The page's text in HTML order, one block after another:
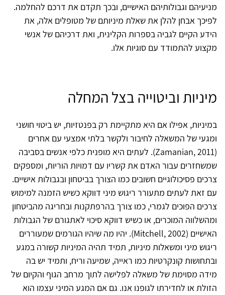
מניעיהם וגבולותיהם האישיים, ובכך תקדם את דרכם להחלמה.
לפיכך אבחן להלן את שאלת מיניותם של מטופלים אלה, את
הידע הקיים לגביה בספרות הקלינית, ואת דרכיהם של אנשי
מקצוע להתמודד עם סוגיות אלו.
מיניות וביטוייה בצל המחלה
במיניות, אפילו אם היא מתקיימת רק בפנטזיות, יש ביטוי חושני
ומגעי של המשאלה לחיבור ולקשר בלתי אמצעי עם אחרים
(Zamanian, 2011). לעתים היא מופנית כלפי אנשים בסביבה
שמשחזרים עבור האדם את קשריו עם דמויות הוריות, ומספקים
צרכים פסיכולוגיים חשובים כמו הצורך בביטחון ובגבולות אישיים.
עם זאת לעתים מתעורר ריגוש מיני דווקא כשיש הזמנה למימוש
צרכים הפוכים לגמרי, כמו צורך בהרפתקנות ובחריגה מהביטחון
ומהשלווה המוכרים, או כשיש דווקא סיכוי לאתגורם של הגבולות
האישיים (Mitchell, 2002). יהיו מה שיהיו הגורמים שמעוררים
ריגוש מיני ומשאלות מיניות, תמיד תהיה המיניות קשורה במגע
ובתחושות קונקרטיות כמו ראייה, שמיעה וריח, ותמיד יש בה
מידה מסוימת של משאלה לפלישה לתוך מרחב הגוף והקיום של
הזולת או לחדירתו לגופנו אנו. גם אם המגע המיני עצמו הוא